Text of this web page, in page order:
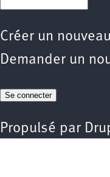
Créer un
Demander un
Propulsé par